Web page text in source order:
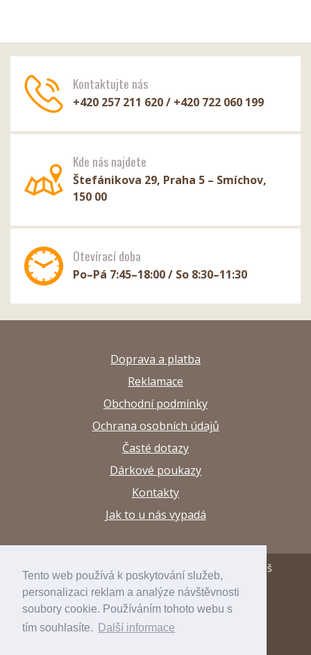
Tento web používá k poskytování služeb,
personalizaci reklam a analýze návštěvnosti
soubory cookie. Používáním tohoto webu s
tím souhlasíte.
Další informace
Kontaktujte nás
+420 257 211 620 / +420 722 060 199
Kde nás najdete
Štefánikova 29, Praha 5 – Smíchov,
150 00
Otevírací doba
Po–Pá 7:45–18:00 / So 8:30–11:30
Doprava a platba
Reklamace
Obchodní podmínky
Ochrana osobních údajů
Časté dotazy
Dárkové poukazy
Kontakty
Jak to u nás vypadá
© 2013–2026 Papírnictví a výtvarné potřeby Arttuš
developed byinspirum
internetový obchodinspishop